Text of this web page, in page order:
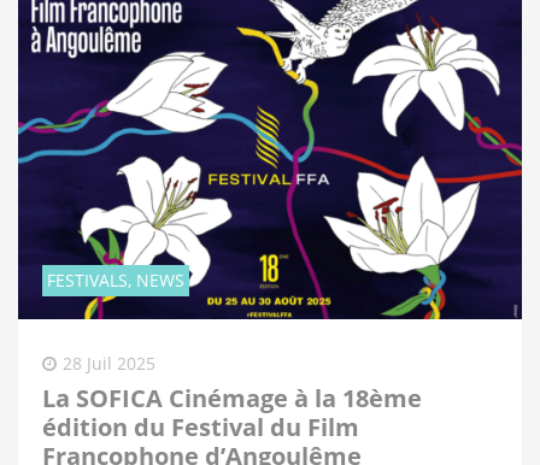
FESTIVALS, NEWS
28 Juil 2025
La SOFICA Cinémage à la 18ème
édition du Festival du Film
Francophone d’Angoulême